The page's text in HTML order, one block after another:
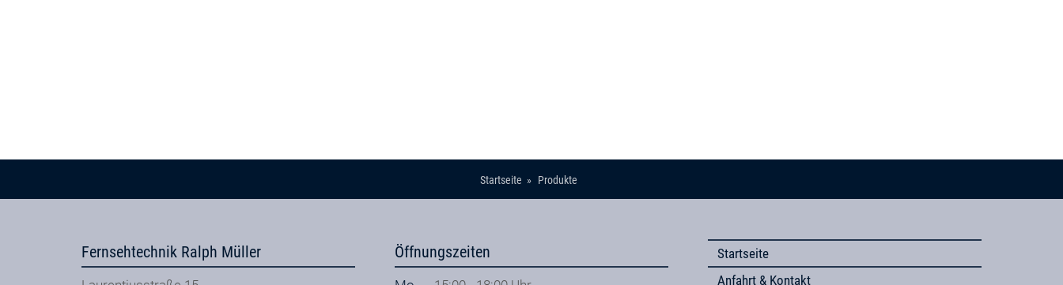
Startseite Produkte
Fernsehtechnik Ralph Müller Öffnungszeiten
Startseite
Anfahrt & Kontakt